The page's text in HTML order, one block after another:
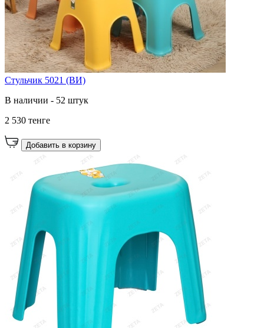
Стульчик 5021 (ВИ)
В наличии - 52 штук
2 530 тенге
Добавить в корзину